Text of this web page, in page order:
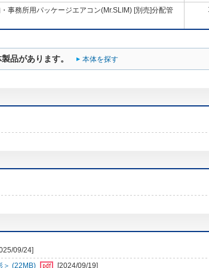
・事務所用パッケージエアコン(Mr.SLIM) [別売]分配管
品があります。 本体を探す
09/24]
＞ (22MB)
[2024/09/19]